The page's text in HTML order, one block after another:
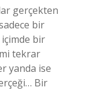
gerçekten
bir
bir
tekrar
yanda ise
Bir